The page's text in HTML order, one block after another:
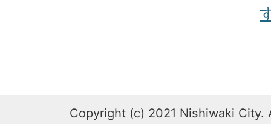
Copyright (c) 2021 Nishiwaki City.